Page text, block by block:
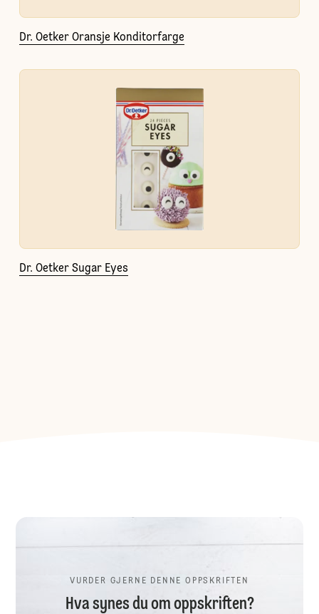
Dr. Oetker Oransje Konditorfarge
Dr. Oetker Sugar Eyes
VURDER GJERNE DENNE OPPSKRIFTEN
Hva synes du om oppskriften?